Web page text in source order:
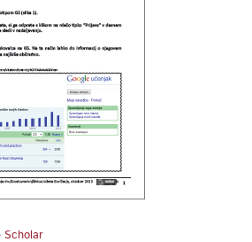
Scholar